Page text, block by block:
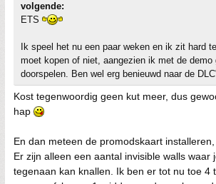
volgende:
ETS
Ik speel het nu een paar weken en ik zit hard
moet kopen of niet, aangezien ik met de demo
doorspelen. Ben wel erg benieuwd naar de
Kost tegenwoordig geen kut meer, dus
hap
En dan meteen de promodskaart
Er zijn alleen een aantal invisible walls waar
tegenaan kan knallen. Ik ben er tot nu toe 4